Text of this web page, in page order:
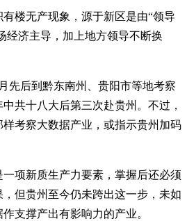
楼无产现象，源于新区是由“领导
经济主导，加上地方领导不断换
先后到黔东南州、贵阳市等地考察
共十八大后第三次赴贵州。不过，
考察大数据产业，或指示贵州加码
项新质生产力要素，掌握后还必须
但贵州至今仍未跨出这一步，未如
支撑产出有影响力的产业。